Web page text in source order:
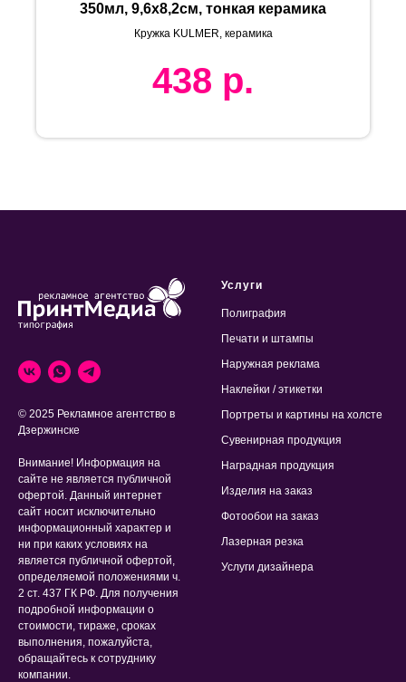
350мл, 9,6х8,2см, тонкая керамика
Кружка KULMER, керамика
438 р.
© 2025 Рекламное агентство в
Дзержинске
Внимание! Информация на
сайте не является публичной
офертой. Данный интернет
сайт носит исключительно
информационный характер и
ни при каких условиях на
является публичной офертой,
определяемой положениями ч.
2 ст. 437 ГК РФ. Для получения
подробной информации о
стоимости, тираже, сроках
выполнения, пожалуйста,
обращайтесь к сотруднику
компании.
Услуги
Полиграфия
Печати и штампы
Наружная реклама
Наклейки / этикетки
Портреты и картины на холсте
Сувенирная продукция
Наградная продукция
Изделия на заказ
Фотообои на заказ
Лазерная резка
Услуги дизайнера